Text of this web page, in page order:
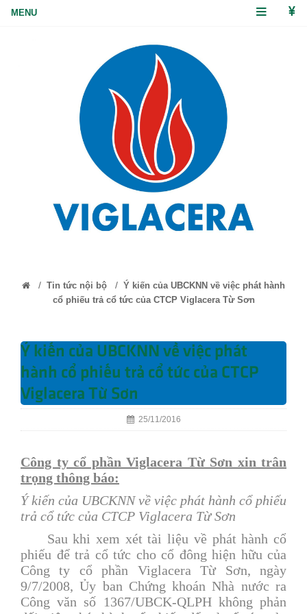
/ Tin tức nội bộ / Ý kiến của UBCKNN về việc phát hành
cổ phiếu trả cổ tức của CTCP Viglacera Từ Sơn
Ý kiến của UBCKNN về việc phát
hành cổ phiếu trả cổ tức của CTCP
Viglacera Từ Sơn
25/11/2016
Công ty cổ phần Viglacera Từ Sơn xin trân
trọng thông báo:
Ý kiến của UBCKNN về việc phát hành cổ phiếu
trả cổ tức của CTCP Viglacera Từ Sơn
Sau khi xem xét tài liệu về phát hành cổ
phiếu để trả cổ tức cho cổ đông hiện hữu của
Công ty cổ phần Viglacera Từ Sơn, ngày
9/7/2008, Ủy ban Chứng khoán Nhà nước ra
Công văn số 1367/UBCK-QLPH không phản